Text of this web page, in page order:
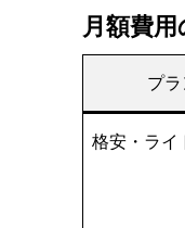
月額費
プ
格安・ライ